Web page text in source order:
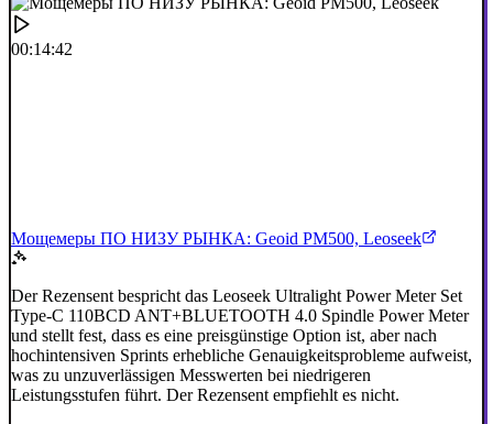
00:14:42
Мощемеры ПО НИЗУ РЫНКА: Geoid PM500, Leoseek
Der Rezensent bespricht das Leoseek Ultralight Power Meter Set
Type-C 110BCD ANT+BLUETOOTH 4.0 Spindle Power Meter
und stellt fest, dass es eine preisgünstige Option ist, aber nach
hochintensiven Sprints erhebliche Genauigkeitsprobleme aufweist,
was zu unzuverlässigen Messwerten bei niedrigeren
Leistungsstufen führt. Der Rezensent empfiehlt es nicht.